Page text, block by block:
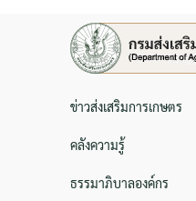
ข่าวส่งเสริมการเกษตร
คลังความรู้
ธรรมาภิบาลองค์กร